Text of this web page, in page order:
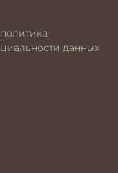
данных